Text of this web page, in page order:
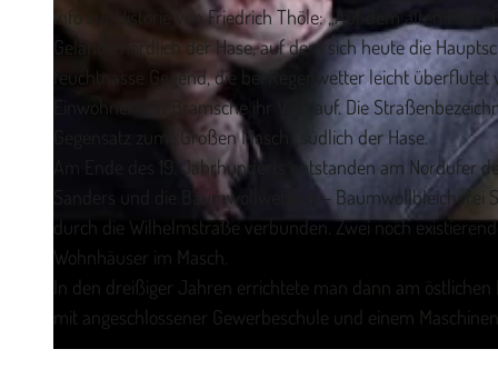
Info zur Historie von Friedrich Thöle: „Auf dem alten Plan
Gelände nördlich der Hase, auf dem sich heute die
feuchtnasse Gegend, die bei Regenwetter leicht
Einwohner von Bramsche ihr Vieh auf. Die
Gegensatz zum „Großen Masch“ südlich der Hase.
Am Ende des 19. Jahrhunderts entstanden am Nordufer
Sanders und die Baumwollweberei –
durch die Wilhelmstraße verbunden. Zwei noch
Wohnhäuser im Masch.
In den dreißiger Jahren errichtete man dann am östlichen
mit angeschlossener Gewerbeschule und einem